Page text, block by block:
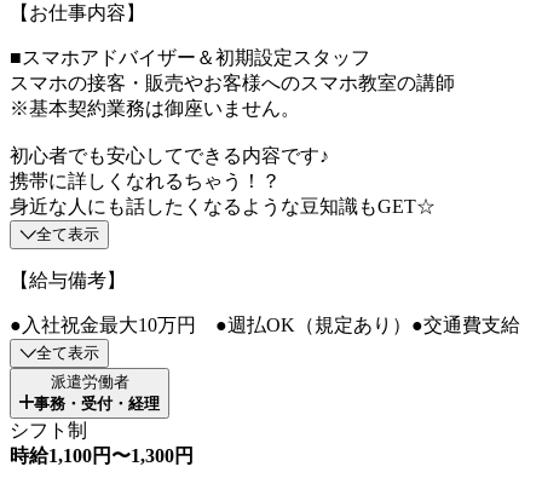
【お仕事内容】
■スマホアドバイザー＆初期設定スタッフ
スマホの接客・販売やお客様へのスマホ教室の講師
※基本契約業務は御座いません。
初心者でも安心してできる内容です♪
携帯に詳しくなれるちゃう！？
身近な人にも話したくなるような豆知識もGET☆
全て表示
【給与備考】
●入社祝金最大10万円 ●週払OK（規定あり）●交通費支給
全て表示
派遣労働者
事務・受付・経理
シフト制
時給1,100円〜1,300円